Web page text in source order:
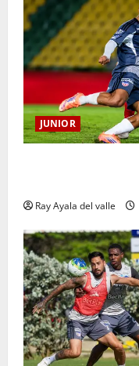
JUNIOR
Ray Ayala del valle